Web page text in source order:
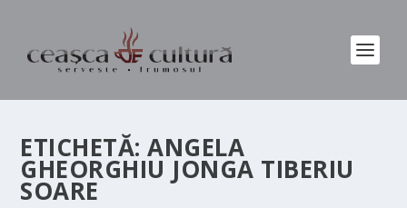
ETICHETĂ:ANGELA
GHEORGHIU JONGA TIBERIU
SOARE